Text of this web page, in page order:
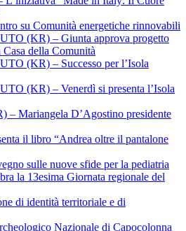
su Comunità energetiche rinnovabili
(KR) – Giunta approva progetto
della Comunità
(KR) – Successo per l’Isola
(KR) – Venerdì si presenta l’Isola
Mariangela D’Agostino presidente
il libro “Andrea oltre il pantalone
sulle nuove sfide per la pediatria
la 13esima Giornata regionale del
di identità territoriale e di
Nazionale di Capocolonna